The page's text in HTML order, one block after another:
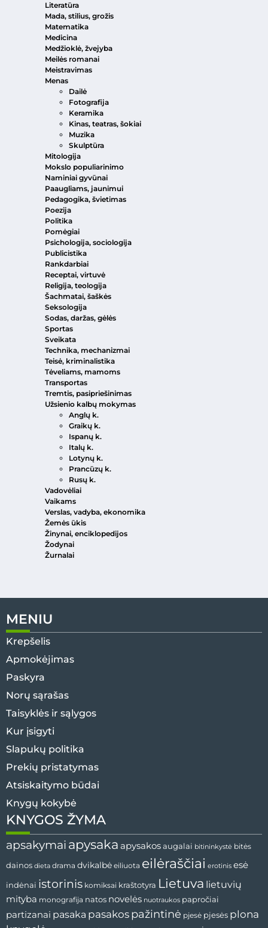
Literatūra
Mada, stilius, grožis
Matematika
Medicina
Medžioklė, žvejyba
Meilės romanai
Meistravimas
Menas
Dailė
Fotografija
Keramika
Kinas, teatras, šokiai
Muzika
Skulptūra
Mitologija
Mokslo populiarinimo
Naminiai gyvūnai
Paaugliams, jaunimui
Pedagogika, švietimas
Poezija
Politika
Pomėgiai
Psichologija, sociologija
Publicistika
Rankdarbiai
Receptai, virtuvė
Religija, teologija
Šachmatai, šaškės
Seksologija
Sodas, daržas, gėlės
Sportas
Sveikata
Technika, mechanizmai
Teisė, kriminalistika
Tėveliams, mamoms
Transportas
Tremtis, pasipriešinimas
Užsienio kalbų mokymas
Anglų k.
Graikų k.
Ispanų k.
Italų k.
Lotynų k.
Prancūzų k.
Rusų k.
Vadovėliai
Vaikams
Verslas, vadyba, ekonomika
Žemės ūkis
Žinynai, enciklopedijos
Žodynai
Žurnalai
MENIU
Krepšelis
Apmokėjimas
Paskyra
Norų sąrašas
Taisyklės ir sąlygos
Kur įsigyti
Slapukų politika
Prekių pristatymas
Atsiskaitymo būdai
Knygų kokybė
KNYGOS ŽYMA
apsakymai apysaka apysakos augalai bitininkystė bitės
dainos dieta drama dvikalbė eiliuota eilėraščiai erotinis esė
indėnai istorinis komiksai kraštotyra Lietuva lietuvių
mityba monografija natos novelės nuotraukos papročiai
partizanai pasaka pasakos pažintinė pjesė pjesės plona